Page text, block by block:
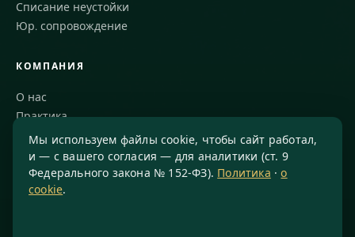
Списание неустойки
Юр. сопровождение
КОМПАНИЯ
О нас
Практика
Блог
Команда
Благодарности
Мы используем файлы cookie, чтобы сайт работал,
и — с вашего согласия — для аналитики (ст. 9
Федерального закона № 152-ФЗ). Политика ·о
cookie.